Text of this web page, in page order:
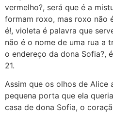
vermelho?, será que é a
formam roxo, mas roxo não
é!, violeta é palavra que
não é o nome de uma rua a
o endereço da dona Sofia?,
21.
Assim que os olhos de Alice
pequena porta que ela
casa de dona Sofia, o